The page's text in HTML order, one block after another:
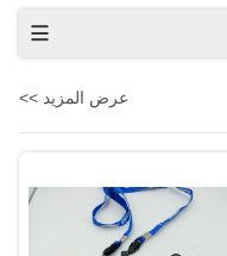
عرض المزيد >>